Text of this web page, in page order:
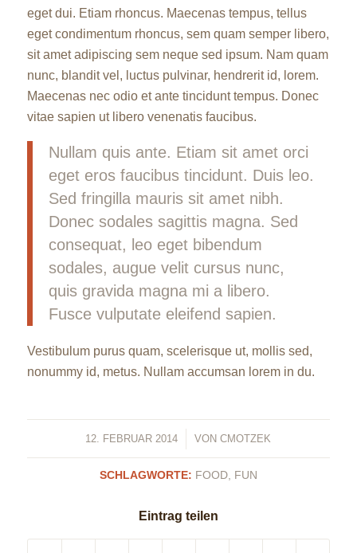
eget dui. Etiam rhoncus. Maecenas tempus, tellus
eget condimentum rhoncus, sem quam semper libero,
sit amet adipiscing sem neque sed ipsum. Nam quam
nunc, blandit vel, luctus pulvinar, hendrerit id, lorem.
Maecenas nec odio et ante tincidunt tempus. Donec
vitae sapien ut libero venenatis faucibus.
Nullam quis ante. Etiam sit amet orci
eget eros faucibus tincidunt. Duis leo.
Sed fringilla mauris sit amet nibh.
Donec sodales sagittis magna. Sed
consequat, leo eget bibendum
sodales, augue velit cursus nunc,
quis gravida magna mi a libero.
Fusce vulputate eleifend sapien.
Vestibulum purus quam, scelerisque ut, mollis sed,
nonummy id, metus. Nullam accumsan lorem in du.
12. FEBRUAR 2014
/ VONCMOTZEK
SCHLAGWORTE: FOOD, FUN
Eintrag teilen